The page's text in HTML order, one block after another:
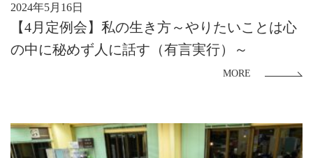
2024年5月16日
【4月定例会】私の生き方～やりたいことは心
の中に秘めず人に話す（有言実行）～
MORE